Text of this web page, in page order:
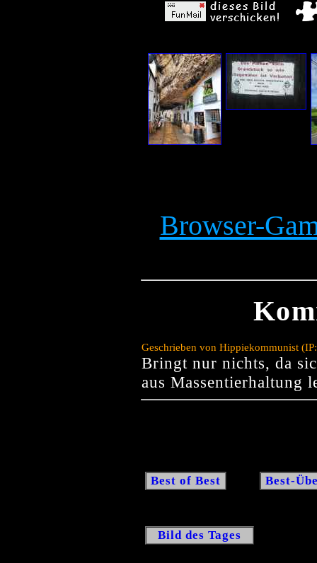
Browser-
Geschrieben von Hippiekommunist
Bringt nur nichts, da
aus Massentierhaltung
Best of Best Best-
Bild des Tages